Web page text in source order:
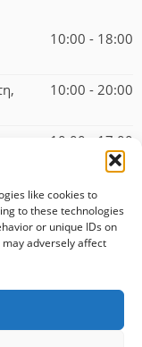
like cookies to
to these technologies
or unique IDs on
adversely affect
10:00 - 18:00
10:00 - 20:00
10:00 - 17:00